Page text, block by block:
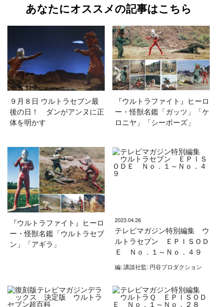
あなたにオススメの記事はこちら
９月８日 ウルトラセブン最
後の日！ ダンがアンヌに正
体を明かす
『ウルトラファイト』ヒーロ
ー・怪獣名鑑「ガッツ」「ケ
ロニヤ」「シーボーズ」
『ウルトラファイト』ヒーロ
ー・怪獣名鑑「ウルトラセブ
ン」「アギラ」
2023.04.26
テレビマガジン特別編集 ウ
ルトラセブン ＥＰＩＳＯＤ
Ｅ Ｎｏ．１～Ｎｏ．４９
編: 講談社監: 円谷プロダクション